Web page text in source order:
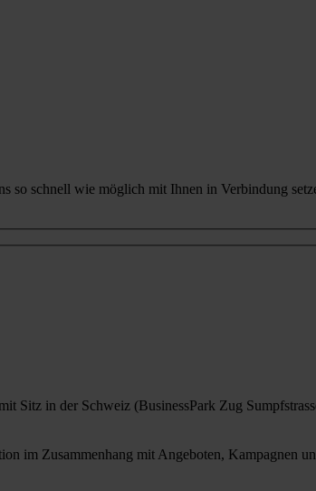
so schnell wie möglich mit Ihnen in Verbindung
Sitz in der Schweiz (BusinessPark Zug
im Zusammenhang mit Angeboten, Kampagnen